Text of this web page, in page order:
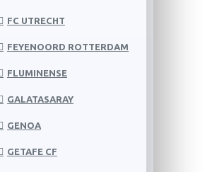
FC UTRECHT
FEYENOORD ROTTERDAM
FLUMINENSE
GALATASARAY
GENOA
GETAFE CF